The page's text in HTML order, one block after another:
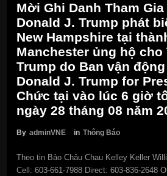
Mời Ghi Danh Tham
Donald J. Trump phát
New Hampshire tại
Manchester ủng hộ cho
Trump do Ban vận
Donald J. Trump for
Chức tại vào lúc 6 giờ
ngày 28 tháng 08 năm
By adminVNE in Thông Báo
Theo tin Bảo Châu Chau Kelley Keller
Cell: 603-661-7988 Direct: 603-836-2648